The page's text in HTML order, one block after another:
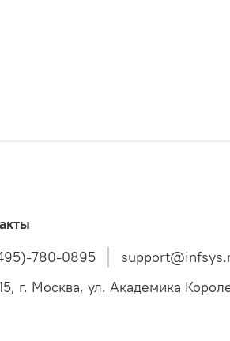
780-0895
г. Москва, ул. Академика